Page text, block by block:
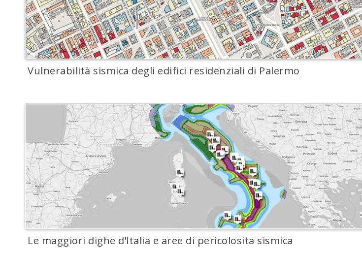
Vulnerabilità sismica degli edifici residenziali di Palermo
Le maggiori dighe d’Italia e aree di pericolosita sismica